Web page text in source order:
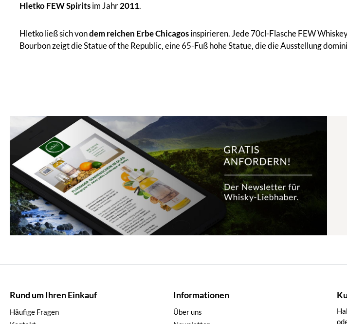
HletkoFEW Spiritsim Jahr2011.
Hletko ließ sich vondem reichen Erbe Chicagosinspirieren. Jede 70cl-Flasche FEW
Bourbon zeigt die Statue of the Republic, eine 65-Fuß hohe Statue, die die Ausstellung
Rund um Ihren Einkauf
Häufige Fragen
Informationen
Über uns